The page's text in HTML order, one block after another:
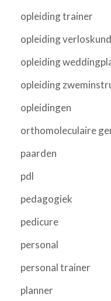
opleiding trainer
opleiding
opleiding
opleiding
opleidingen
orthomoleculaire
paarden
pdl
pedagogiek
pedicure
personal
personal trainer
planner